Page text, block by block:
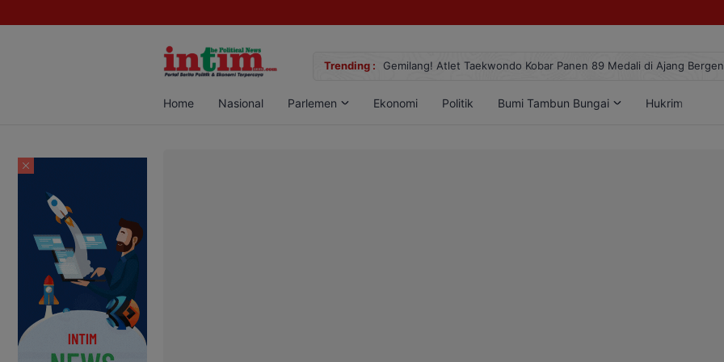
Trending :
Sabu di Pangkalan Bun, Dua Pelaku Diamankan Gemilang! Atlet Taekwondo Kobar Panen 89 Medali di Ajang
Home Nasional Parlemen Ekonomi Politik Bumi Tambun Bungai Hukrim